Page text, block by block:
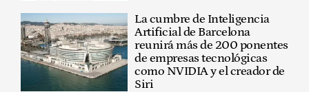
La cumbre de Inteligencia
Artificial de Barcelona
reunirá más de 200 ponentes
de empresas tecnológicas
como NVIDIA y el creador de
Siri